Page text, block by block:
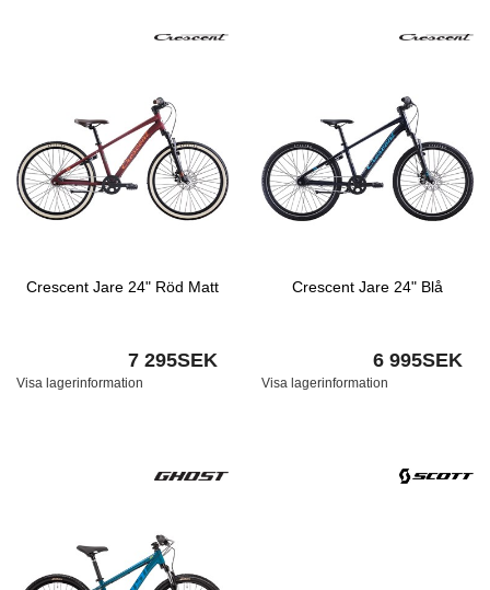
Crescent Jare 24" Röd Matt
7 295SEK
Visa lagerinformation
Crescent Jare 24" Blå
6 995SEK
Visa lagerinformation